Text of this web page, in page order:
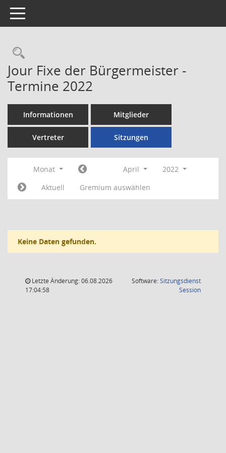
Toggle navigation
Rechercheauswahl
Jour Fixe der Bürgermeister -
Termine 2022
Informationen Mitglieder
Vertreter Sitzungen
Monat April
2022
Aktuell
Gremium auswählen
Keine Daten gefunden.
Letzte Änderung: 06.08.2026
17:04:58
Software:Sitzungsdienst
Session(Wird in